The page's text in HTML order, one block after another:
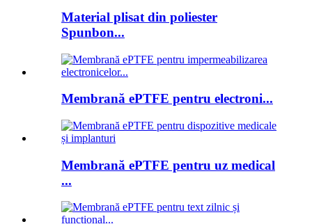
Material plisat din poliester
Spunbon...
Membrană ePTFE pentru electroni...
Membrană ePTFE pentru uz medical
...